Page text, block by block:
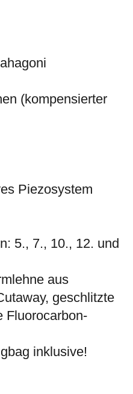
(kompensierter
Piezosystem
5., 7., 10., 12. und
aus
geschlitzte
Fluorocarbon-
inklusive!